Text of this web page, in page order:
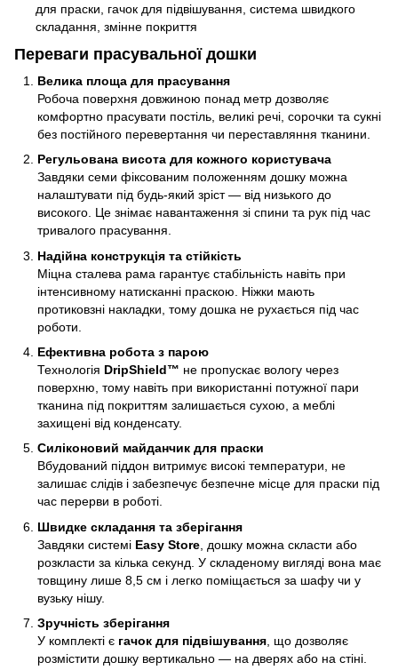
для праски, гачок для підвішування, система швидкого
складання, змінне покриття
Переваги прасувальної дошки
Велика площа для прасування
Робоча поверхня довжиною понад метр дозволяє
комфортно прасувати постіль, великі речі, сорочки та сукні
без постійного перевертання чи переставляння тканини.
Регульована висота для кожного користувача
Завдяки семи фіксованим положенням дошку можна
налаштувати під будь-який зріст — від низького до
високого. Це знімає навантаження зі спини та рук під час
тривалого прасування.
Надійна конструкція та стійкість
Міцна сталева рама гарантує стабільність навіть при
інтенсивному натисканні праскою. Ніжки мають
протиковзні накладки, тому дошка не рухається під час
роботи.
Ефективна робота з парою
Технологія DripShield™ не пропускає вологу через
поверхню, тому навіть при використанні потужної пари
тканина під покриттям залишається сухою, а меблі
захищені від конденсату.
Силіконовий майданчик для праски
Вбудований піддон витримує високі температури, не
залишає слідів і забезпечує безпечне місце для праски під
час перерви в роботі.
Швидке складання та зберігання
Завдяки системі Easy Store , дошку можна скласти або
розкласти за кілька секунд. У складеному вигляді вона має
товщину лише 8,5 см і легко поміщається за шафу чи у
вузьку нішу.
Зручність зберігання
У комплекті є гачок для підвішування, що дозволяє
розмістити дошку вертикально — на дверях або на стіні.